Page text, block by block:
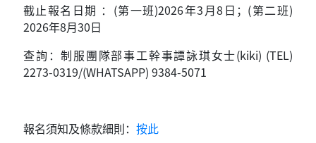
截止報名日期 ：(第一班)2026年3月8日；(第二班)
2026年8月30日
查詢：制服團隊部事工幹事譚詠琪女士(kiki) (TEL)
2273-0319/(WHATSAPP) 9384-5071
報名須知及條款細則： 按此